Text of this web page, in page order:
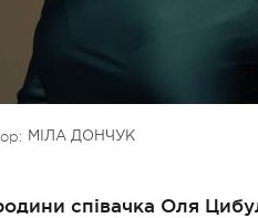
МІЛА ДОНЧУК
співачка Оля